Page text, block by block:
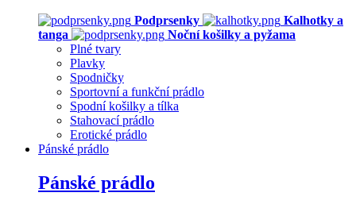
Podprsenky
Kalhotky a
tanga
Noční košilky a pyžama
Plné tvary
Plavky
Spodničky
Sportovní a funkční prádlo
Spodní košilky a tílka
Stahovací prádlo
Erotické prádlo
Pánské prádlo
Pánské prádlo